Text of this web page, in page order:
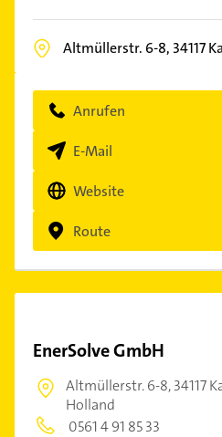
Altmüllerstr. 6-8, 34117
Anrufen
E-Mail
Website
Route
EnerSolve GmbH
Altmüllerstr. 6-8,34117
Holland
0561 4 91 85 33